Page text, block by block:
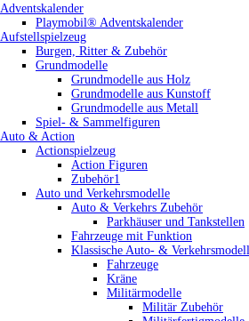
Adventskalender
Playmobil® Adventskalender
Aufstellspielzeug
Burgen, Ritter & Zubehör
Grundmodelle
Grundmodelle aus Holz
Grundmodelle aus Kunstoff
Grundmodelle aus Metall
Spiel- & Sammelfiguren
Auto & Action
Actionspielzeug
Action Figuren
Zubehör1
Auto und Verkehrsmodelle
Auto & Verkehrs Zubehör
Parkhäuser und Tankstellen
Fahrzeuge mit Funktion
Klassische Auto- &
Fahrzeuge
Kräne
Militärmodelle
Militär Zubehör